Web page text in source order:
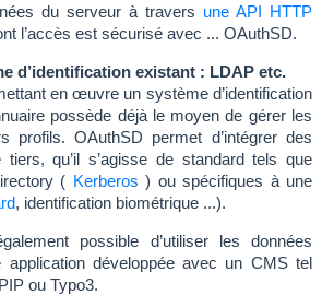
du serveur à travers une API HTTP
l’accès est sécurisé avec ... OAuthSD.
d’identification existant : LDAP etc.
en œuvre un système d’identification
possède déjà le moyen de gérer les
profils. OAuthSD permet d’intégrer des
tiers, qu’il s’agisse de standard tels que
( Kerberos ) ou spécifiques à une
, identification biométrique ...).
possible d’utiliser les données
application développée avec un CMS tel
ou Typo3.